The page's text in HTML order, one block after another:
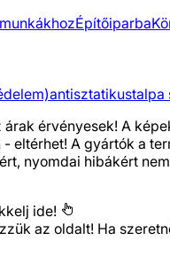
Építőiparba
antisztatikustalpa
érvényesek! A
eltérhet! A gyártók a
nyomdai hibákért
ide!
az oldalt! Ha